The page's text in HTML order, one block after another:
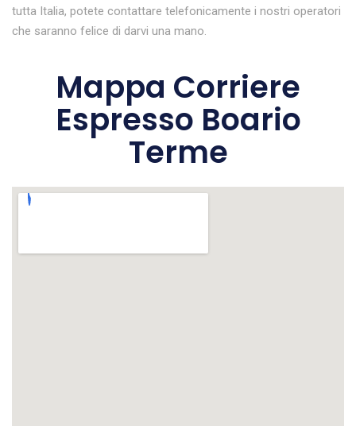
tutta Italia, potete contattare telefonicamente i nostri operatori
che saranno felice di darvi una mano.
Mappa Corriere
Espresso Boario
Terme